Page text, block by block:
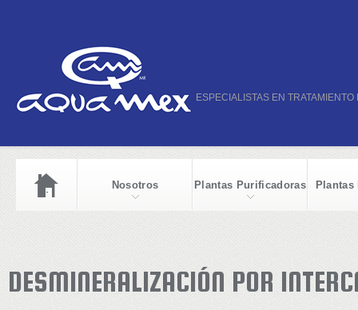
ESPECIALISTAS EN TRATAMIENTO
Nosotros Plantas Purificadoras
DESMINERALIZACIÓN POR